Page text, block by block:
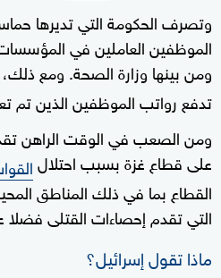
وتصرف الحكومة التي تديرها
ومن بينها وزارة الصحة. ومع ذلك،
تدفع رواتب الموظفين الذين تم
ومن الصعب في الوقت الراهن
على قطاع غزة بسبب احتلال
القطاع بما في ذلك المناطق
التي تقدم إحصاءات القتلى فضلا
ماذا تقول إسرائيل؟